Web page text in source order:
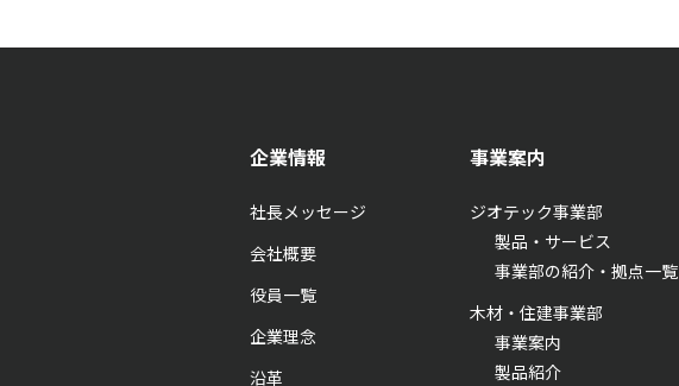
企業情報
社長メッセージ
会社概要
役員一覧
企業理念
沿革
事業案内
ジオテック事業部
製品・サービス
事業部の紹介・拠点一覧
木材・住建事業部
事業案内
製品紹介